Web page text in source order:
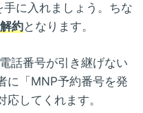
手に入れましょう。ちな
約となります。
話番号が引き継げない
に「MNP予約番号を発
してくれます。